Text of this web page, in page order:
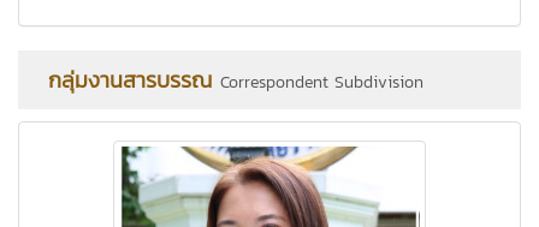
กลุ่มงานสารบรรณ Correspondent Subdivision